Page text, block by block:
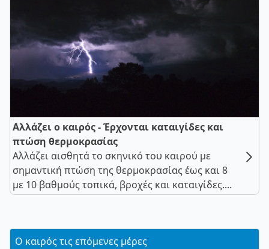
Αλλάζει ο καιρός - Έρχονται καταιγίδες και
πτώση θερμοκρασίας
Αλλάζει αισθητά το σκηνικό του καιρού με
σημαντική πτώση της θερμοκρασίας έως και 8
με 10 βαθμούς τοπικά, βροχές και καταιγίδες....
Ο καιρός τις επόμενες μέρες